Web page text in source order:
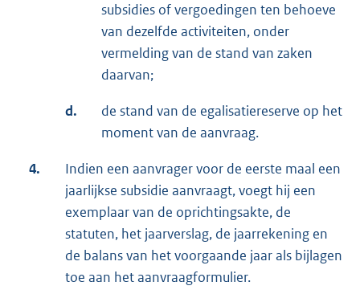
subsidies of vergoedingen ten behoeve
van dezelfde activiteiten, onder
vermelding van de stand van zaken
daarvan;
d.
de stand van de egalisatiereserve op het
moment van de aanvraag.
4.
Indien een aanvrager voor de eerste maal een
jaarlijkse subsidie aanvraagt, voegt hij een
exemplaar van de oprichtingsakte, de
statuten, het jaarverslag, de jaarrekening en
de balans van het voorgaande jaar als bijlagen
toe aan het aanvraagformulier.